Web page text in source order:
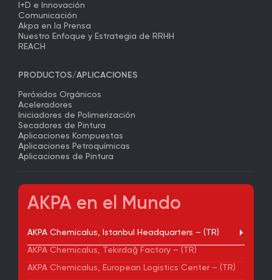
I+D e Innovación
Comunicación
Akpa en la Prensa
Nuestro Enfoque y Estrategia de RRHH
REACH
PRODUCTOS/APLICACIONES
Peróxidos Orgánicos
Aceleradores
Iniciadores de Polimerización
Secadores de Pintura
Aplicaciones Kompuestas
Aplicaciones Petroquímicas
Aplicaciones de Pintura
AKPA en el Mundo
AKPA Chemicalus, Istanbul Headquarters – (TR)
AKPA Chemicalus, Tekirdağ Factory – (TR)
AKPA Chemicalus, European Logistics Center – (TR)